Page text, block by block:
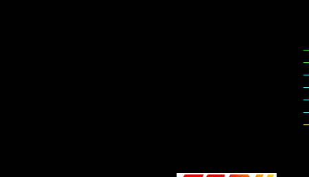
–
–
–
–
–
–
–